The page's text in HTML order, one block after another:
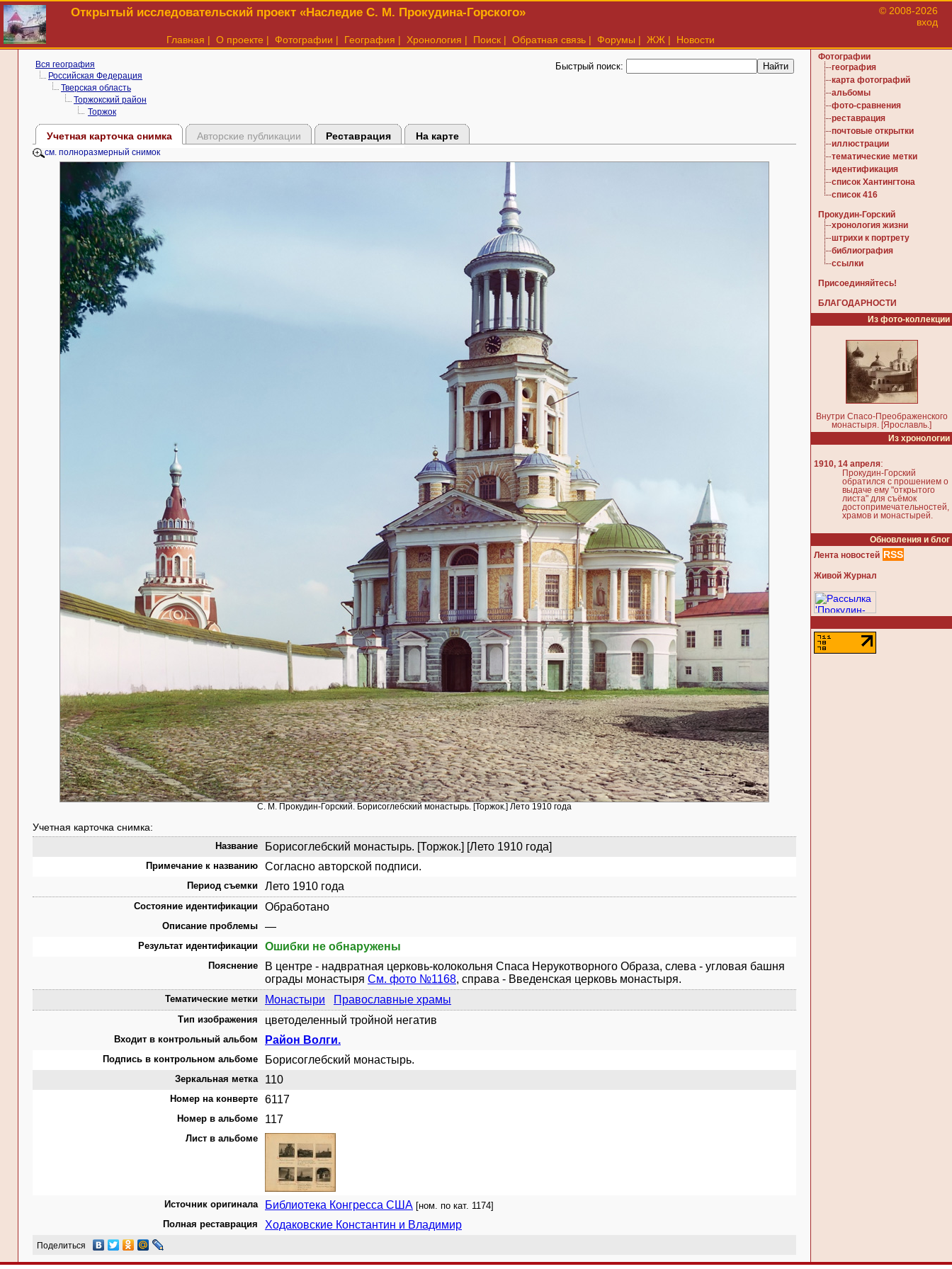
Открытый исследовательский проект «Наследие С. М. Прокудина-Горского»
© 2008-2026
вход
Главная | О проекте | Фотографии | География | Хронология | Поиск | Обратная связь | Форумы | ЖЖ | Новости
Вся география
Российская Федерация
Тверская область
Торжокский район
Торжок
Быстрый поиск:
Учетная карточка снимка Авторские публикации Реставрация На карте
см. полноразмерный снимок
С. М. Прокудин-Горский. Борисоглебский монастырь. [Торжок.] Лето 1910 года
Учетная карточка снимка:
Название Борисоглебский монастырь. [Торжок.] [Лето 1910 года]
Примечание к названию Согласно авторской подписи.
Период съемки Лето 1910 года
Состояние идентификации Обработано
Описание проблемы —
Результат идентификации Ошибки не обнаружены
Пояснение
В центре - надвратная церковь-колокольня Спаса Нерукотворного Образа, слева - угловая башня
ограды монастыря См. фото №1168, справа - Введенская церковь монастыря.
Тематические метки Монастыри Православные храмы
Тип изображения цветоделенный тройной негатив
Входит в контрольный альбом Район Волги.
Подпись в контрольном альбоме Борисоглебский монастырь.
Зеркальная метка 110
Номер на конверте 6117
Номер в альбоме 117
Лист в альбоме
Источник оригинала Библиотека Конгресса США [ном. по кат. 1174]
Полная реставрация
Ходаковские Константин и Владимир
Поделиться
Фотографии
география
карта фотографий
альбомы
фото-сравнения
реставрация
почтовые открытки
иллюстрации
тематические метки
идентификация
список Хантингтона
список 416
Прокудин-Горский
хронология жизни
штрихи к портрету
библиография
ссылки
Присоединяйтесь!
БЛАГОДАРНОСТИ
Из фото-коллекции
Внутри Спасо-Преображенского
монастыря. [Ярославль.]
Из хронологии
1910, 14 апреля:
Прокудин-Горский
обратился с прошением о
выдаче ему "открытого
листа" для съёмок
достопримечательностей,
храмов и монастырей.
Обновления и блог
Лента новостей RSS
Живой Журнал